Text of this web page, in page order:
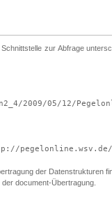
zur Abfrage
2009/05/12/
pegelonline.wsv.de/
der Datenstrukturen
document-Übertragung.